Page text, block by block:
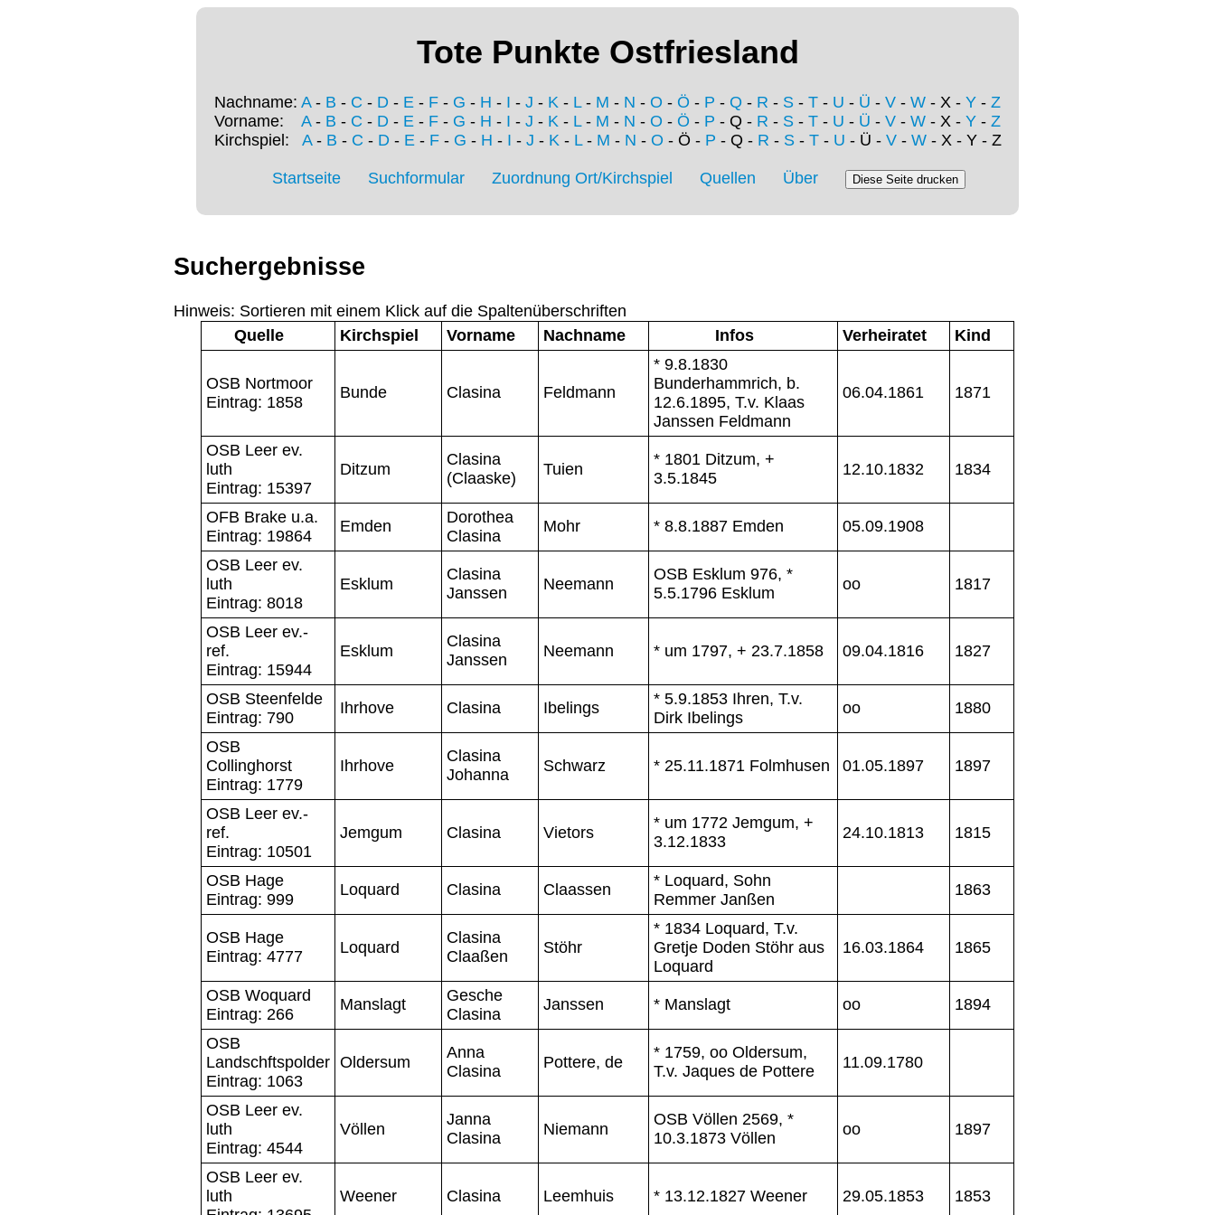
Tote Punkte Ostfriesland
Nachname: A- B - C - D - E - F - G - H - I - J - K - L- M - N - O - Ö - P - Q - R - S - T - U - Ü - V - W - X - Y - Z
Vorname: A- B - C - D - E - F - G - H - I - J - K - L- M - N - O - Ö - P - Q - R - S - T - U - Ü - V - W - X - Y - Z
Kirchspiel: A- B - C - D- E- F- G - H - I - J - K- L- M - N - O - Ö - P - Q - R - S- T- U - Ü - V- W- X - Y - Z
Startseite Suchformular Zuordnung Ort/Kirchspiel Quellen Über
Suchergebnisse
Hinweis: Sortieren mit einem Klick auf die Spaltenüberschriften
Quelle
Kirchspiel Vorname Nachname Infos Verheiratet Kind
OSB Nortmoor
Eintrag: 1858
Bunde Clasina Feldmann
* 9.8.1830
Bunderhammrich, b.
12.6.1895, T.v. Klaas
Janssen Feldmann
06.04.1861 1871
OSB Leer ev.
luth
Eintrag: 15397
Ditzum
Clasina
(Claaske)
Tuien
* 1801 Ditzum, +
3.5.1845
12.10.1832 1834
OFB Brake u.a.
Eintrag: 19864
Emden
Dorothea
Clasina
Mohr * 8.8.1887 Emden 05.09.1908
OSB Leer ev.
luth
Eintrag: 8018
Esklum
Clasina
Janssen
Neemann
OSB Esklum 976, *
5.5.1796 Esklum
oo 1817
OSB Leer ev.-
ref.
Eintrag: 15944
Esklum
Clasina
Janssen
Neemann * um 1797, + 23.7.1858 09.04.1816 1827
OSB Steenfelde
Eintrag: 790
Ihrhove Clasina Ibelings
* 5.9.1853 Ihren, T.v.
Dirk Ibelings
oo 1880
OSB
Collinghorst
Eintrag: 1779
Ihrhove
Clasina
Johanna
Schwarz * 25.11.1871 Folmhusen 01.05.1897 1897
OSB Leer ev.-
ref.
Eintrag: 10501
Jemgum Clasina Vietors
* um 1772 Jemgum, +
3.12.1833
24.10.1813 1815
OSB Hage
Eintrag: 999
Loquard Clasina Claassen
* Loquard, Sohn
Remmer Janßen
1863
OSB Hage
Eintrag: 4777
Loquard
Clasina
Claaßen
Stöhr
* 1834 Loquard, T.v.
Gretje Doden Stöhr aus
Loquard
16.03.1864 1865
OSB Woquard
Eintrag: 266
Manslagt
Gesche
Clasina
Janssen * Manslagt oo 1894
OSB
Landschftspolder
Eintrag: 1063
Oldersum
Anna
Clasina
Pottere, de
* 1759, oo Oldersum,
T.v. Jaques de Pottere
11.09.1780
OSB Leer ev.
luth
Eintrag: 4544
Völlen
Janna
Clasina
Niemann
OSB Völlen 2569, *
10.3.1873 Völlen
oo 1897
OSB Leer ev.
luth
Weener Clasina Leemhuis * 13.12.1827 Weener 29.05.1853 1853